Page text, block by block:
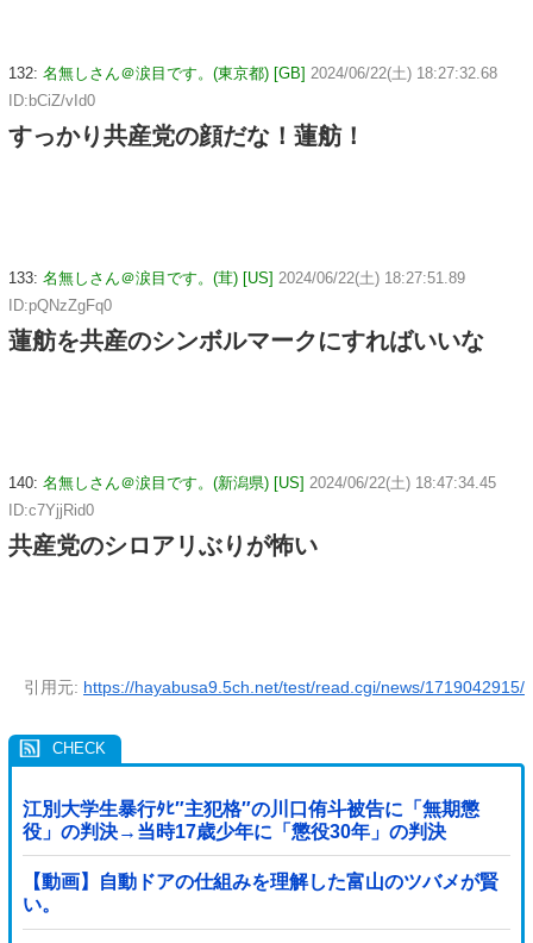
132: 名無しさん＠涙目です。(東京都) [GB] 2024/06/22(土) 18:27:32.68
ID:bCiZ/vId0
すっかり共産党の顔だな！蓮舫！
133: 名無しさん＠涙目です。(茸) [US] 2024/06/22(土) 18:27:51.89
ID:pQNzZgFq0
蓮舫を共産のシンボルマークにすればいいな
140: 名無しさん＠涙目です。(新潟県) [US] 2024/06/22(土) 18:47:34.45
ID:c7YjjRid0
共産党のシロアリぶりが怖い
引用元: https://hayabusa9.5ch.net/test/read.cgi/news/1719042915/
江別大学生暴行ﾀﾋ″主犯格″の川口侑斗被告に「無期懲
役」の判決→当時17歳少年に「懲役30年」の判決
【動画】自動ドアの仕組みを理解した富山のツバメが賢
い。